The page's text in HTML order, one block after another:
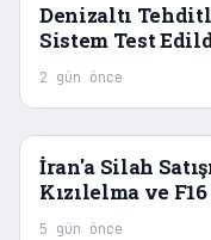
Denizaltı
Sistem Test
2 gün önce
İran'a Silah
Kızılelma ve
5 gün önce